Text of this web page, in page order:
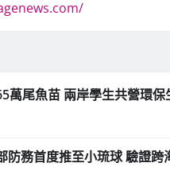
萬尾魚苗 兩岸學生共營環保
防務首度推至小琉球 驗證跨